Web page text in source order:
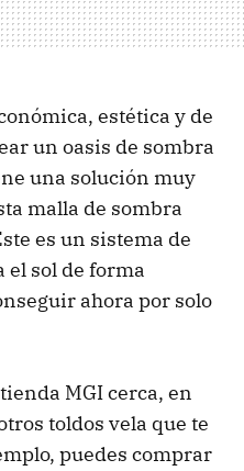
estética y de
un oasis de sombra
una solución muy
malla de sombra
es un sistema de
el sol de forma
ahora por solo
MGI cerca, en
toldos vela que te
puedes comprar